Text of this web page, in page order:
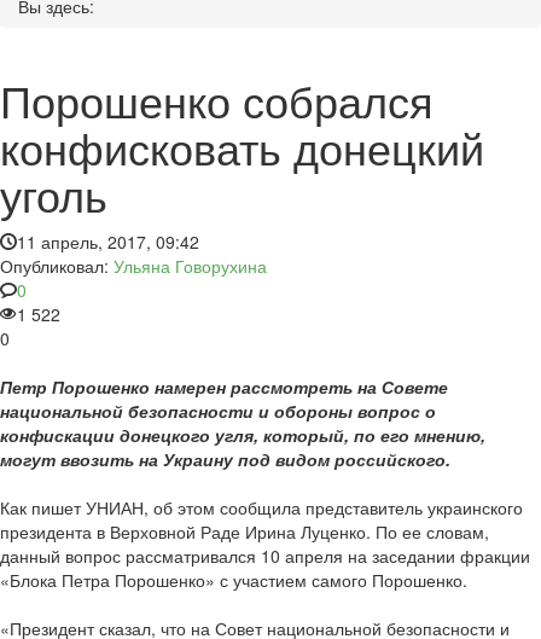
Вы здесь:
Порошенко собрался
конфисковать донецкий
уголь
11 апрель, 2017, 09:42
Опубликовал: Ульяна Говорухина
0
1 522
0
Петр Порошенко намерен рассмотреть на Совете
национальной безопасности и обороны вопрос о
конфискации донецкого угля, который, по его мнению,
могут ввозить на Украину под видом российского.
Как пишет УНИАН, об этом сообщила представитель украинского
президента в Верховной Раде Ирина Луценко. По ее словам,
данный вопрос рассматривался 10 апреля на заседании фракции
«Блока Петра Порошенко» с участием самого Порошенко.
«Президент сказал, что на Совет национальной безопасности и